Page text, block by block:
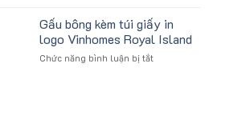
Hành
lượng
lớn
logo
Trung
hàng
gối
tựa
ô
Gấu bông kèm túi giấy in
logo Vinhomes Royal Island
Chức năng bình luận bị tắtở